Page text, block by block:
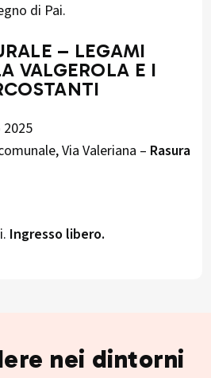
di Pai.
– LEGAMI
VALGEROLA E I
Via Valeriana – Rasura
Ingresso libero.
nei dintorni